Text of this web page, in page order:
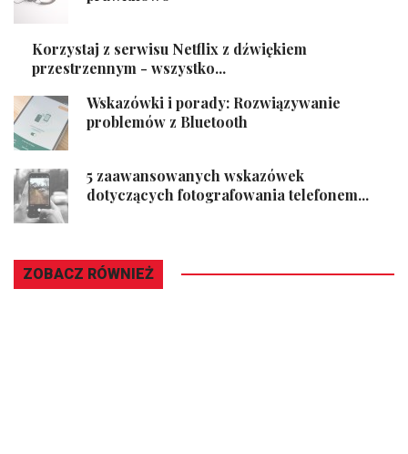
Korzystaj z serwisu Netflix z dźwiękiem
przestrzennym - wszystko...
Wskazówki i porady: Rozwiązywanie
problemów z Bluetooth
5 zaawansowanych wskazówek
dotyczących fotografowania telefonem...
ZOBACZ RÓWNIEŻ